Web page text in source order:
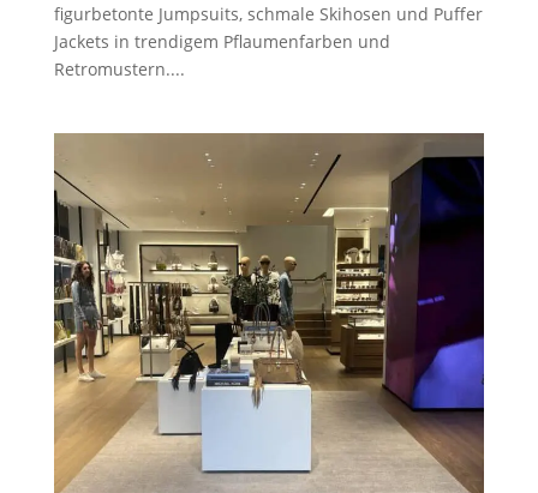
figurbetonte Jumpsuits, schmale Skihosen und Puffer
Jackets in trendigem Pflaumenfarben und
Retromustern....